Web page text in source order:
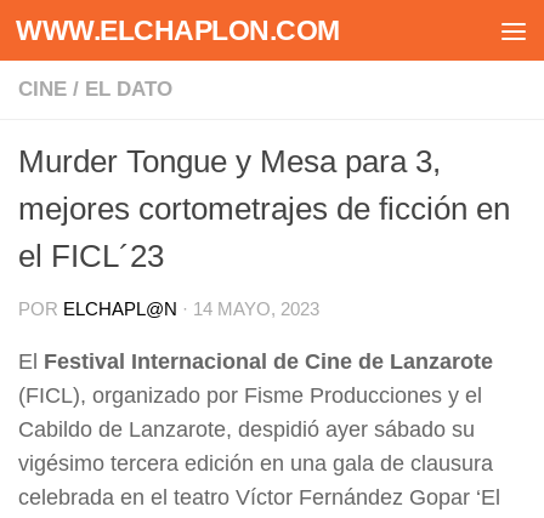
Saltar al contenido
WWW.ELCHAPLON.COM
CINE / EL DATO
Murder Tongue y Mesa para 3,
mejores cortometrajes de ficción en
el FICL´23
POR ELCHAPL@N · 14 MAYO, 2023
El Festival Internacional de Cine de Lanzarote
(FICL), organizado por Fisme Producciones y el
Cabildo de Lanzarote, despidió ayer sábado su
vigésimo tercera edición en una gala de clausura
celebrada en el teatro Víctor Fernández Gopar ‘El